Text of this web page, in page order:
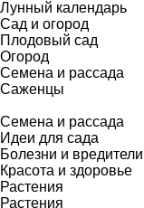
Лунный календарь
Сад и огород
Плодовый сад
Огород
Семена и рассада
Саженцы
Семена и рассада
Идеи для сада
Болезни и вредители
Красота и здоровье
Растения
Растения